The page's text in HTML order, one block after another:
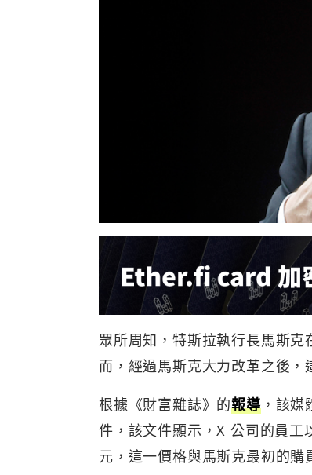
眾所周知，特斯拉執行長馬斯
而，經過馬斯克大力改革之後，
根據《財富雜誌》的報導，該媒
件，該文件顯示，X 公司的員
元，這一價格與馬斯克最初的購